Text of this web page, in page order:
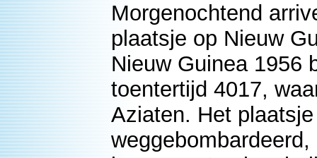
Morgenochtend
plaatsje op Nieuw
Nieuw Guinea 1956
toentertijd 4017,
Aziaten. Het